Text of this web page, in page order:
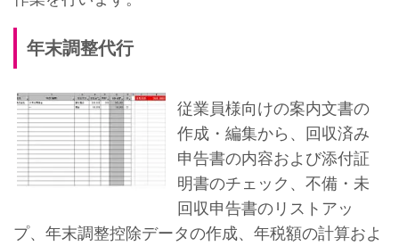
年末調整代行
従業員様向けの案内文書の
作成・編集から、回収済み
申告書の内容および添付証
明書のチェック、不備・未
回収申告書のリストアッ
プ、年末調整控除データの作成、年税額の計算およ